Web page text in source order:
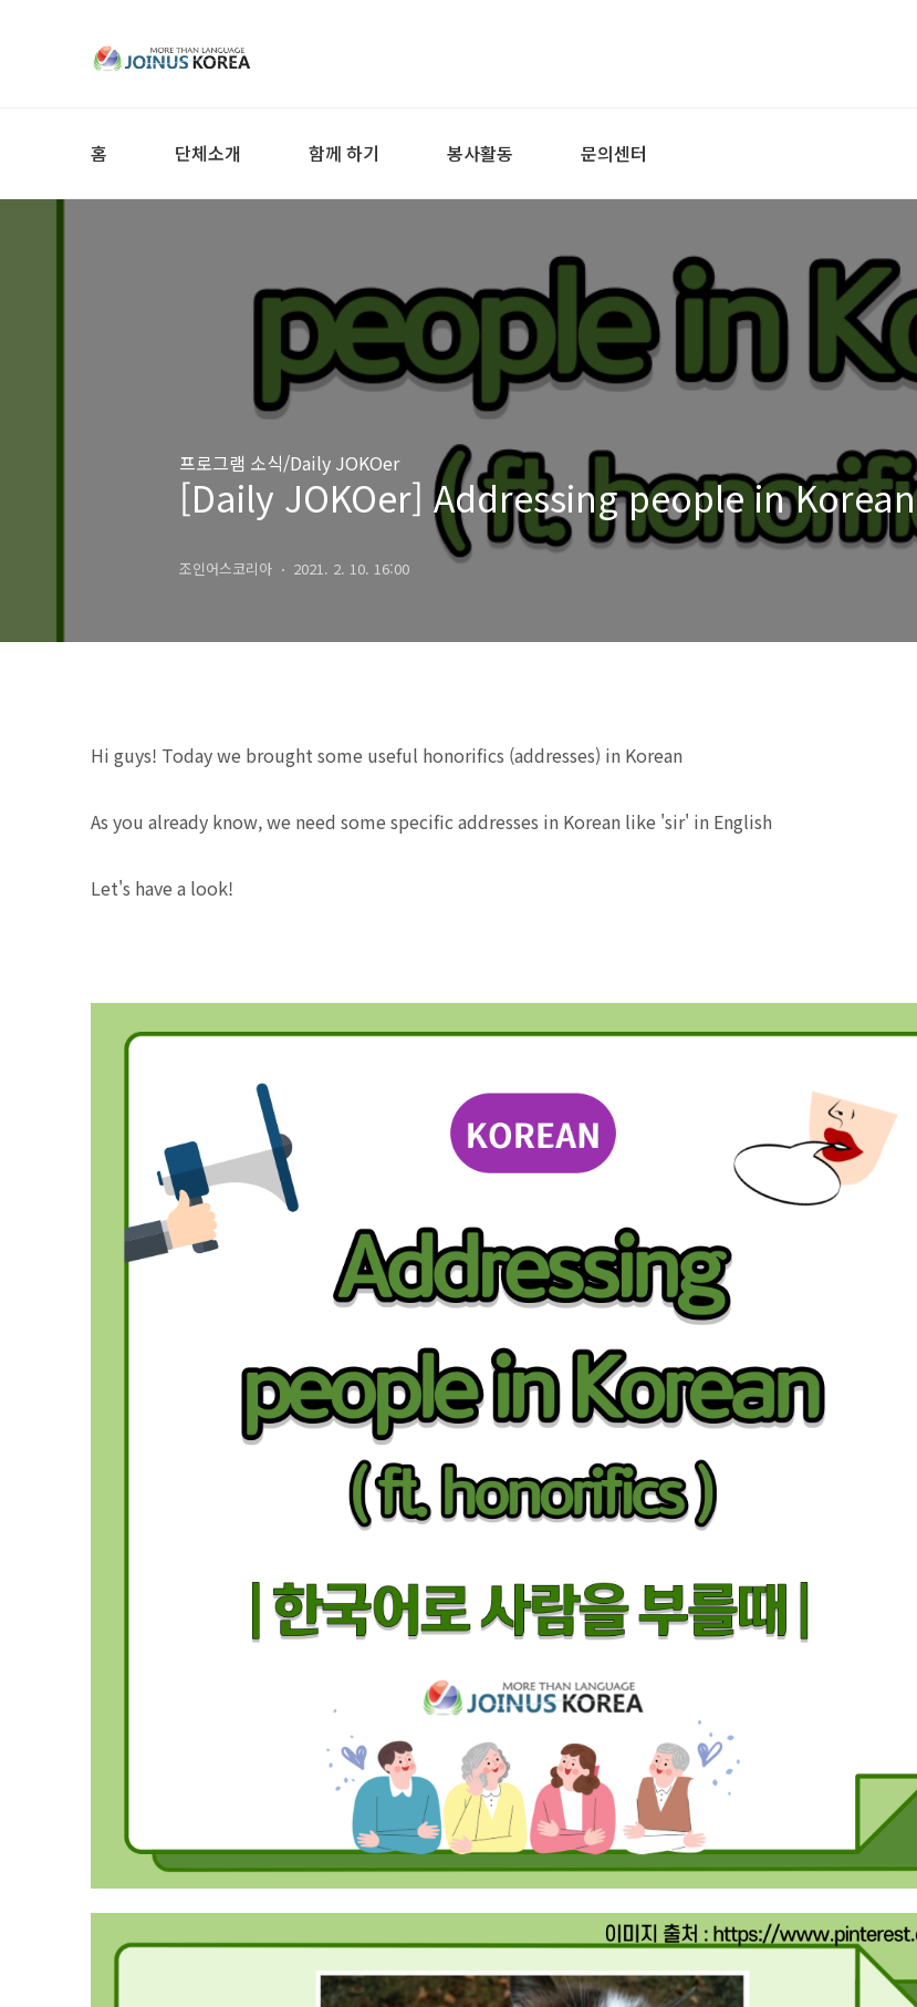
홈 단체소개 함께 하기 봉사활동 문의센터
프로그램 소식/Daily JOKOer
[Daily JOKOer] Addressing people in Korean
조인어스코리아 2021. 2. 10. 16:00
Hi guys! Today we brought some useful honorifics (addresses) in Korean
As you already know, we need some specific addresses in Korean like 'sir' in English
Let's have a look!